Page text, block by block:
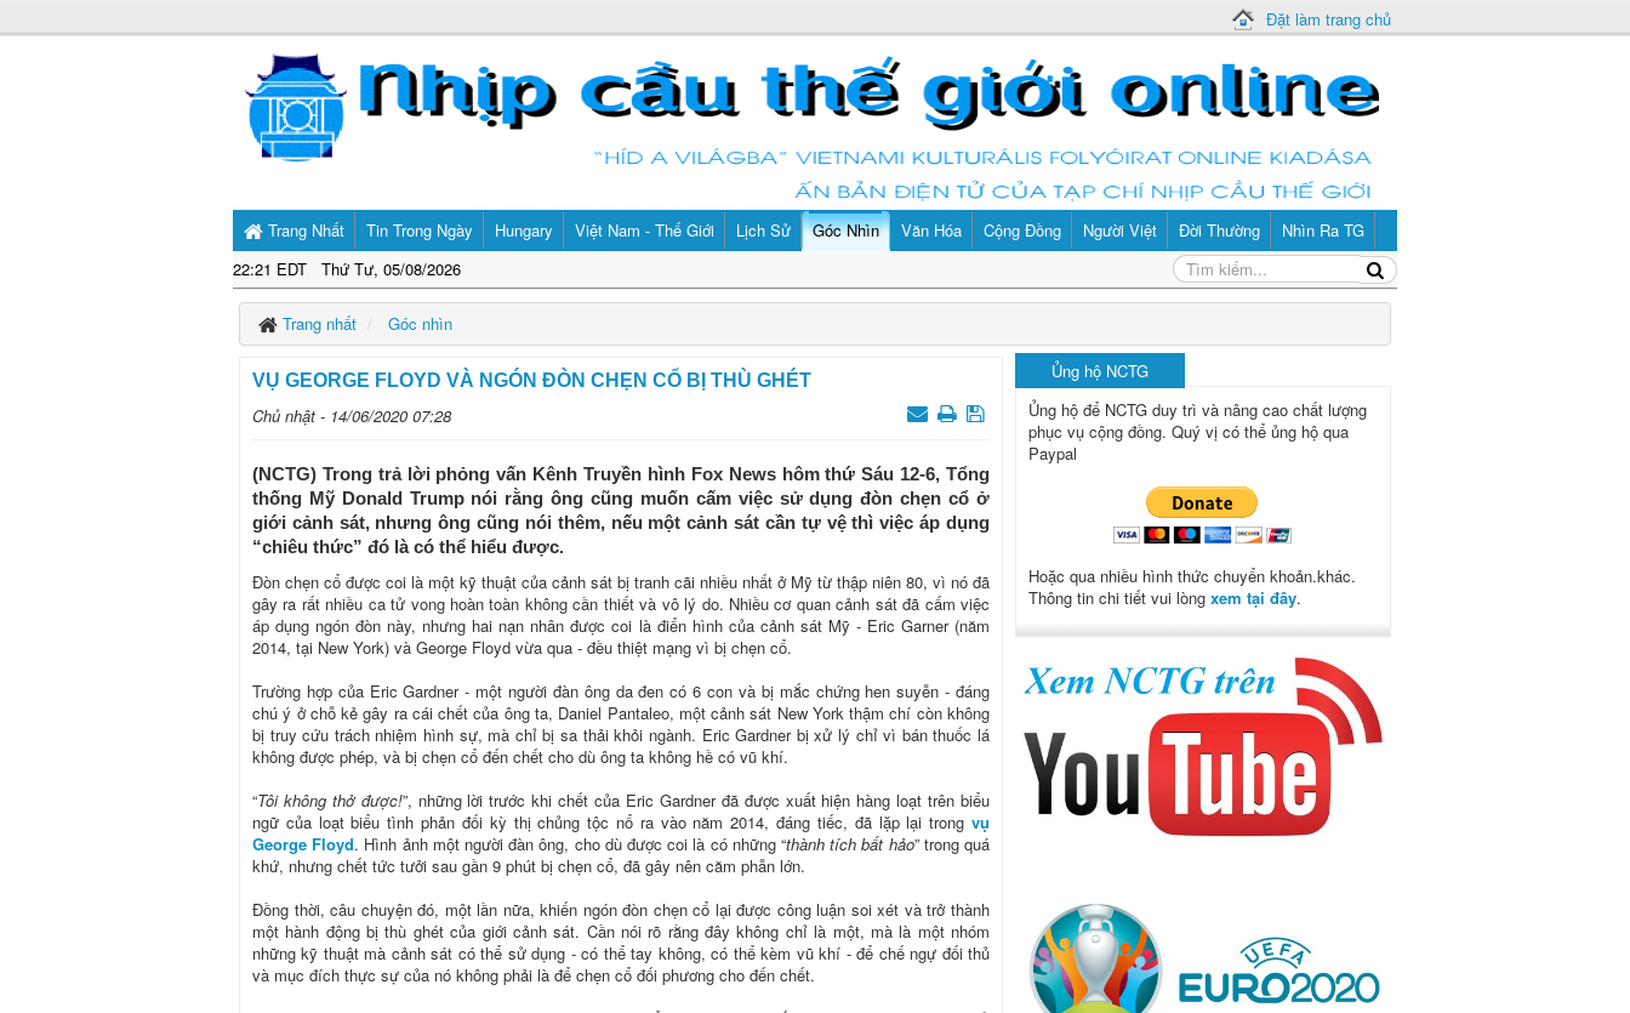
Đặt làm trang chủ
Trang Nhất
22:21 EDT Thứ Tư, 05/08/2026
Tin Trong Ngày Hungary Việt Nam - Thế Giới Lịch Sử Góc Nhìn Văn Hóa Cộng Đồng Người Việt Đời Thường Nhìn Ra TG
Trang nhất Góc nhìn
VỤ GEORGE FLOYD VÀ NGÓN ĐÒN CHẸN CỔ BỊ THÙ GHÉT
Chủ nhật - 14/06/2020 07:28
(NCTG) Trong trả lời phỏng vấn Kênh Truyền hình Fox News hôm thứ Sáu 12-6, Tổng
thống Mỹ Donald Trump nói rằng ông cũng muốn cấm việc sử dụng đòn chẹn cổ ở
giới cảnh sát, nhưng ông cũng nói thêm, nếu một cảnh sát cần tự vệ thì việc áp dụng
“chiêu thức” đó là có thể hiểu được.
Đòn chẹn cổ được coi là một kỹ thuật của cảnh sát bị tranh cãi nhiều nhất ở Mỹ từ thập niên 80, vì nó đã
gây ra rất nhiều ca tử vong hoàn toàn không cần thiết và vô lý do. Nhiều cơ quan cảnh sát đã cấm việc
áp dụng ngón đòn này, nhưng hai nạn nhân được coi là điển hình của cảnh sát Mỹ - Eric Garner (năm
2014, tại New York) và George Floyd vừa qua - đều thiệt mạng vì bị chẹn cổ.
Trường hợp của Eric Gardner - một người đàn ông da đen có 6 con và bị mắc chứng hen suyễn - đáng
chú ý ở chỗ kẻ gây ra cái chết của ông ta, Daniel Pantaleo, một cảnh sát New York thậm chí còn không
bị truy cứu trách nhiệm hình sự, mà chỉ bị sa thải khỏi ngành. Eric Gardner bị xử lý chỉ vì bán thuốc lá
không được phép, và bị chẹn cổ đến chết cho dù ông ta không hề có vũ khí.
“Tôi không thở được!”, những lời trước khi chết của Eric Gardner đã được xuất hiện hàng loạt trên biểu
ngữ của loạt biểu tình phản đối kỳ thị chủng tộc nổ ra vào năm 2014, đáng tiếc, đã lặp lại trong vụ
George Floyd. Hình ảnh một người đàn ông, cho dù được coi là có những “thành tích bất hảo” trong quá
khứ, nhưng chết tức tưởi sau gần 9 phút bị chẹn cổ, đã gây nên căm phẫn lớn.
Đồng thời, câu chuyện đó, một lần nữa, khiến ngón đòn chẹn cổ lại được công luận soi xét và trở thành
một hành động bị thù ghét của giới cảnh sát. Cần nói rõ rằng đây không chỉ là một, mà là một nhóm
những kỹ thuật mà cảnh sát có thể sử dụng - có thể tay không, có thể kèm vũ khí - để chế ngự đối thủ
và mục đích thực sự của nó không phải là để chẹn cổ đối phương cho đến chết.
Ủng hộ NCTG
Ủng hộ để NCTG duy trì và nâng cao chất lượng
phục vụ cộng đồng. Quý vị có thể ủng hộ qua
Paypal
Hoặc qua nhiều hình thức chuyển khoản.khác.
Thông tin chi tiết vui lòng xem tại đây.